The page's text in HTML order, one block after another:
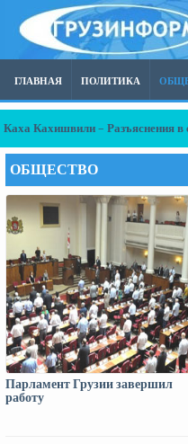
ГЛАВНАЯ ПОЛИТИКА
Каха Кахишвили – Разъяснения в
ОБЩЕСТВО
Парламент Грузии завершил
работу